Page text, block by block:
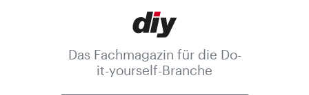
Das Fachmagazin für die Do-
it-yourself-Branche